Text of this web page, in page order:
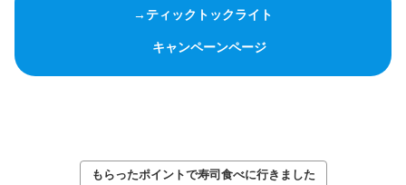
→ティックトックライト
キャンペーンページ
もらったポイントで寿司食べに行きました